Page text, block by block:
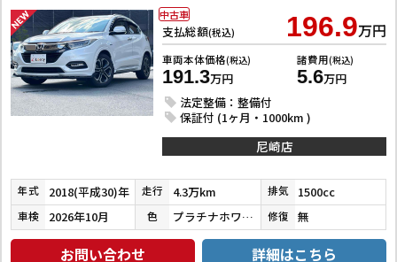
支払総額(税込) 196.9万円
車両本体価格(税込)
191.3万円
諸費用(税込)
5.6万円
法定整備：整備付
保証付 (1ヶ月・1000km )
中古車
尼崎店
年式 2018(平成30)年 走行 4.3万km 排気 1500cc
車検 2026年10月 色 プラチナホワイトパール 修復 無
お問い合わせ 詳細はこちら